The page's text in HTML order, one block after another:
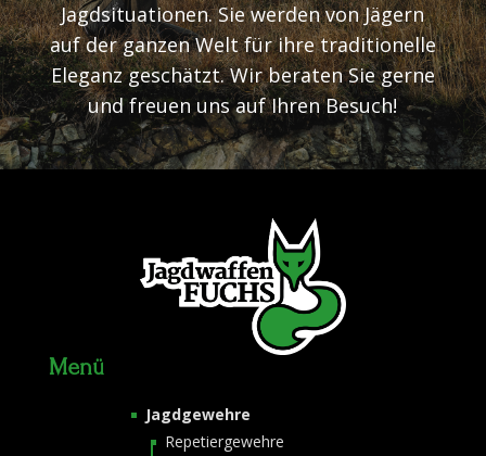
Jagdsituationen. Sie werden von Jägern
auf der ganzen Welt für ihre traditionelle
Eleganz geschätzt. Wir beraten Sie gerne
und freuen uns auf Ihren Besuch!
Menü
Jagdgewehre
Repetiergewehre